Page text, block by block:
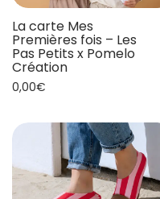
La carte Mes
Premières fois – Les
Pas Petits x Pomelo
Création
0,00€